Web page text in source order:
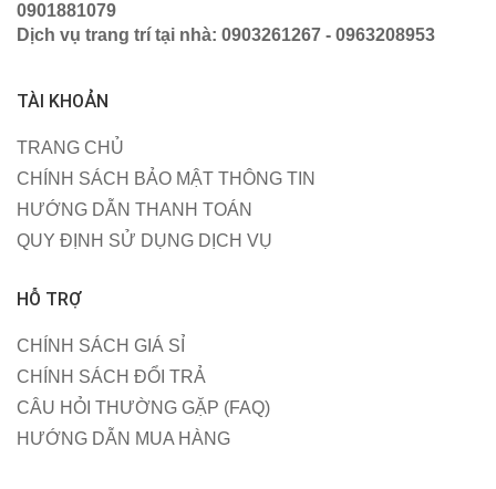
0901881079
Dịch vụ trang trí tại nhà: 0903261267 - 0963208953
TÀI KHOẢN
TRANG CHỦ
CHÍNH SÁCH BẢO MẬT THÔNG TIN
HƯỚNG DẪN THANH TOÁN
QUY ĐỊNH SỬ DỤNG DỊCH VỤ
HỖ TRỢ
CHÍNH SÁCH GIÁ SỈ
CHÍNH SÁCH ĐỔI TRẢ
CÂU HỎI THƯỜNG GẶP (FAQ)
HƯỚNG DẪN MUA HÀNG